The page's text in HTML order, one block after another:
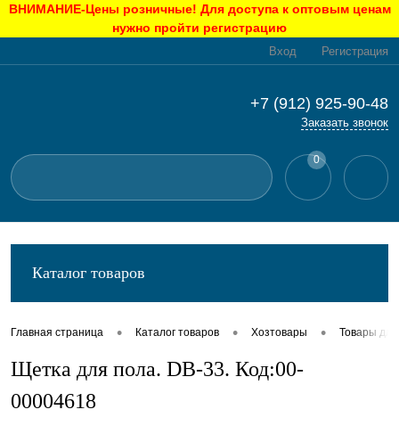
ВНИМАНИЕ-Цены розничные! Для доступа к оптовым ценам
нужно пройти регистрацию
Вход Регистрация
+7 (912) 925-90-48
Заказать звонок
0
Каталог товаров
Главная страница • Каталог товаров • Хозтовары • Товары
Щетка для пола. DB-33. Код:00-
00004618